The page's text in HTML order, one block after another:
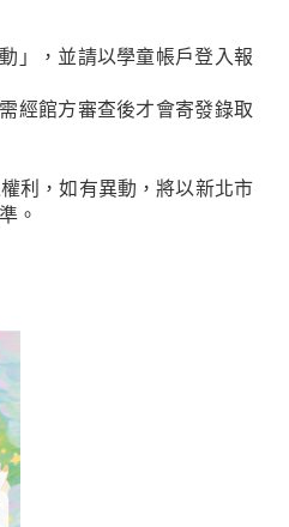
」，並請以學童帳戶登入報
經館方審查後才會寄發錄取
利，如有異動，將以新北市
。